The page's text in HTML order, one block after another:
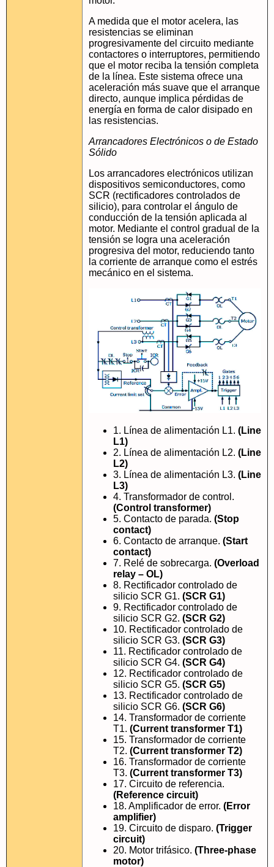
A medida que el motor acelera, las
resistencias se eliminan
progresivamente del circuito mediante
contactores o interruptores, permitiendo
que el motor reciba la tensión completa
de la línea. Este sistema ofrece una
aceleración más suave que el arranque
directo, aunque implica pérdidas de
energía en forma de calor disipado en
las resistencias.
Arrancadores Electrónicos o de Estado
Sólido
Los arrancadores electrónicos utilizan
dispositivos semiconductores, como
SCR (rectificadores controlados de
silicio), para controlar el ángulo de
conducción de la tensión aplicada al
motor. Mediante el control gradual de la
tensión se logra una aceleración
progresiva del motor, reduciendo tanto
la corriente de arranque como el estrés
mecánico en el sistema.
1. Línea de alimentación L1. (Line
L1)
2. Línea de alimentación L2. (Line
L2)
3. Línea de alimentación L3. (Line
L3)
4. Transformador de control.
(Control transformer)
5. Contacto de parada. (Stop
contact)
6. Contacto de arranque. (Start
contact)
7. Relé de sobrecarga. (Overload
relay – OL)
8. Rectificador controlado de
silicio SCR G1. (SCR G1)
9. Rectificador controlado de
silicio SCR G2. (SCR G2)
10. Rectificador controlado de
silicio SCR G3. (SCR G3)
11. Rectificador controlado de
silicio SCR G4. (SCR G4)
12. Rectificador controlado de
silicio SCR G5. (SCR G5)
13. Rectificador controlado de
silicio SCR G6. (SCR G6)
14. Transformador de corriente
T1. (Current transformer T1)
15. Transformador de corriente
T2. (Current transformer T2)
16. Transformador de corriente
T3. (Current transformer T3)
17. Circuito de referencia.
(Reference circuit)
18. Amplificador de error. (Error
amplifier)
19. Circuito de disparo. (Trigger
circuit)
20. Motor trifásico. (Three-phase
motor)